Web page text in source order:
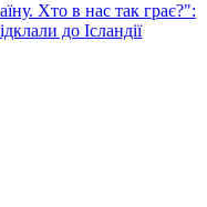
Хто в нас так грає?":
до Ісландії